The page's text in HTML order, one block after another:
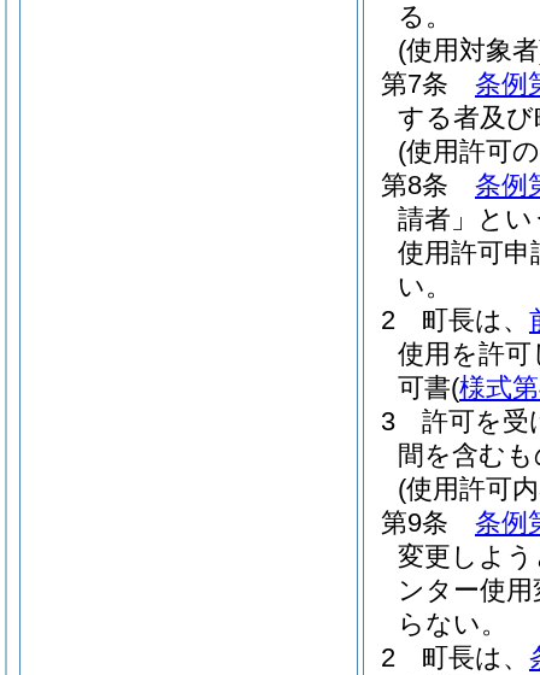
る。
(使用対象
第7条
条例
する者及
(使用許可
第8条
条例
請者」とい
使用許可申
い。
2
町長は、
使用を許
可書(様式
3
許可を受
間を含む
(使用許可
第9条
条例
変更しよ
ンター使
らない。
2
町長は、